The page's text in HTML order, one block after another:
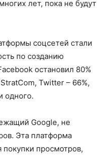
лет, пока не будут
соцсетей стали
по созданию
остановил 80%
Twitter – 66%,
одного.
Google, не
Эта платформа
покупки просмотров,